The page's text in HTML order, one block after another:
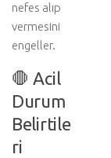
nefes alıp
vermesini
engeller.
🛑 Acil
Durum
Belirtile
ri